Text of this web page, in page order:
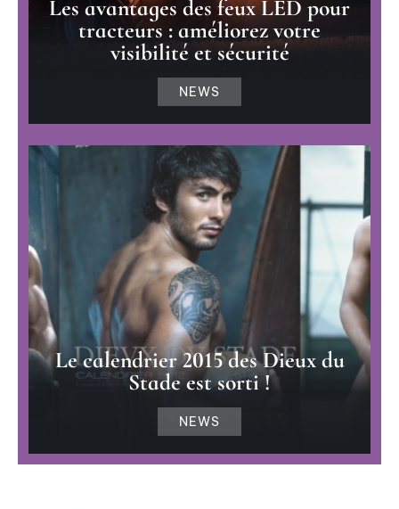
Les avantages des feux LED pour
tracteurs : améliorez votre
visibilité et sécurité
NEWS
Le calendrier 2015 des Dieux du
Stade est sorti !
NEWS